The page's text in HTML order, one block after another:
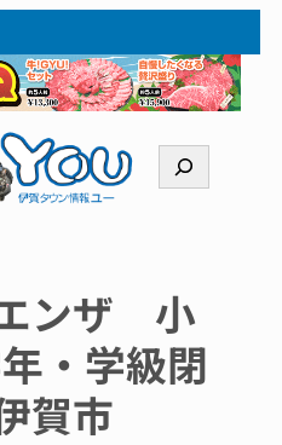
索
ンザ 小
・学級閉
賀市